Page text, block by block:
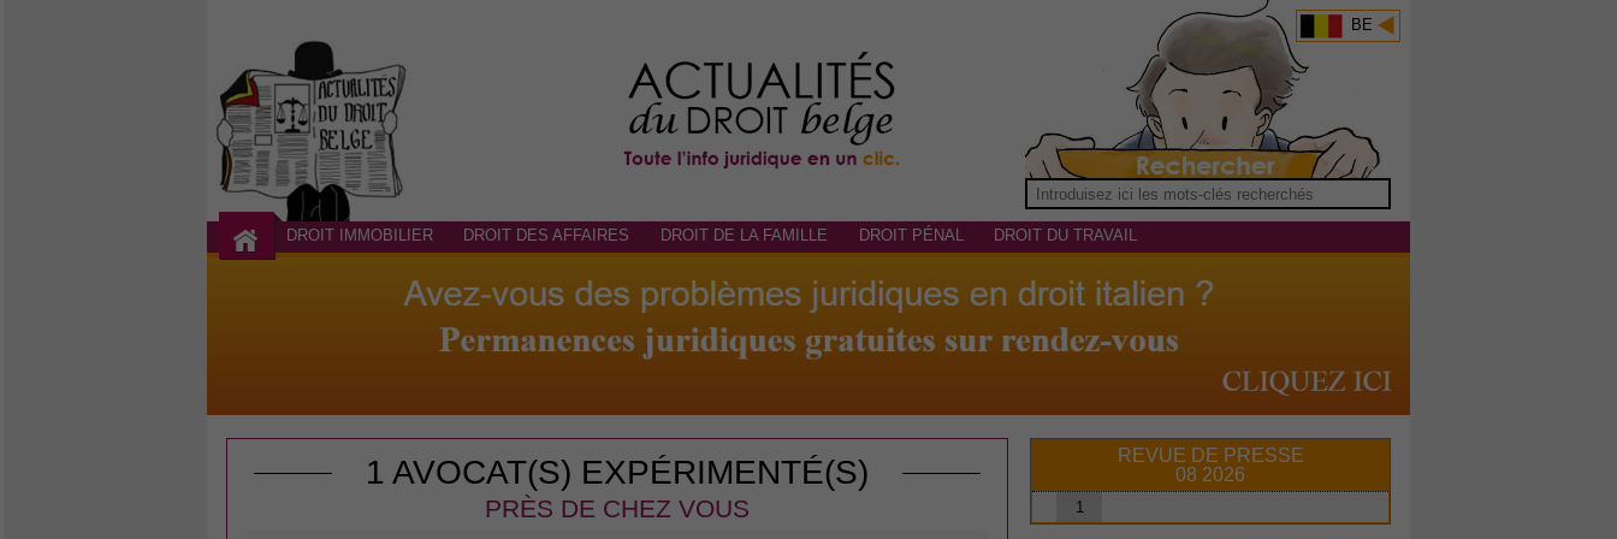
BE
DROIT IMMOBILIER DROIT DES AFFAIRES DROIT DE LA FAMILLE DROIT PÉNAL DROIT DU TRAVAIL
1 AVOCAT(S) EXPÉRIMENTÉ(S)
PRÈS DE CHEZ VOUS
REVUE DE PRESSE
08 2026
1